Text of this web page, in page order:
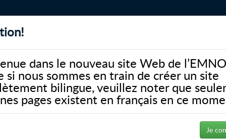
dans le nouveau site Web de
si nous sommes en train de créer un site
bilingue, veuillez noter que
pages existent en français en ce
Je
FACULTÉ DONATE
autodirigé de médecine familiale
à titre de directeur du